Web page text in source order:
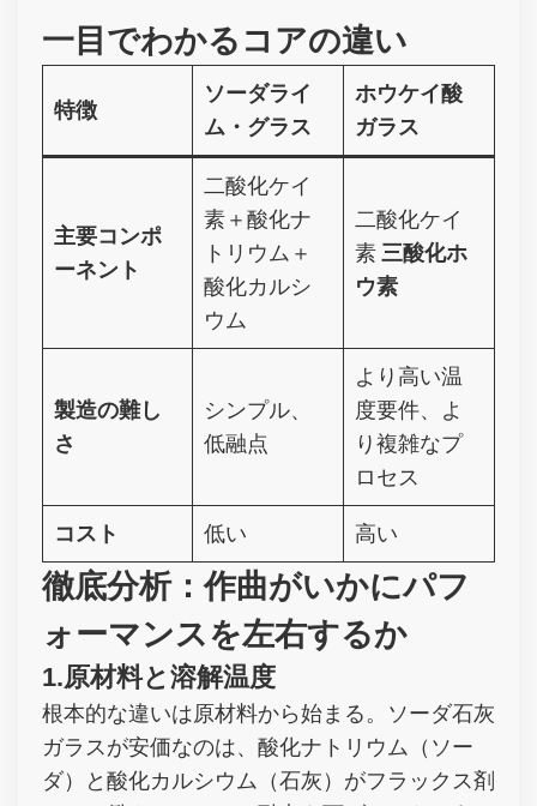
一目でわかるコアの違い
特徴
ソーダライ
ム・グラス
ホウケイ酸
ガラス
主要コンポ
ーネント
二酸化ケイ
素＋酸化ナ
トリウム＋
酸化カルシ
ウム
二酸化ケイ
素三酸化ホ
ウ素
製造の難し
さ
シンプル、
低融点
より高い温
度要件、よ
り複雑なプ
ロセス
コスト 低い 高い
徹底分析：作曲がいかにパフ
ォーマンスを左右するか
1.原材料と溶解温度
根本的な違いは原材料から始まる。ソーダ石灰
ガラスが安価なのは、酸化ナトリウム（ソー
ダ）と酸化カルシウム（石灰）がフラックス剤